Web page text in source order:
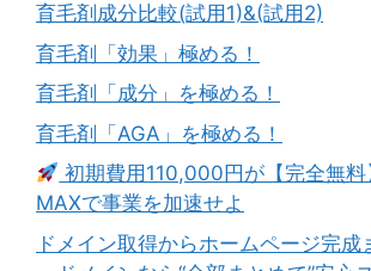
育毛剤成分比較(試用1)&(試用2)
育毛剤「効果」極める！
育毛剤「成分」を極める！
育毛剤「AGA」を極める！
初期費用110,000円が【完全無
MAXで事業を加速せよ
ドメイン取得からホームページ完成